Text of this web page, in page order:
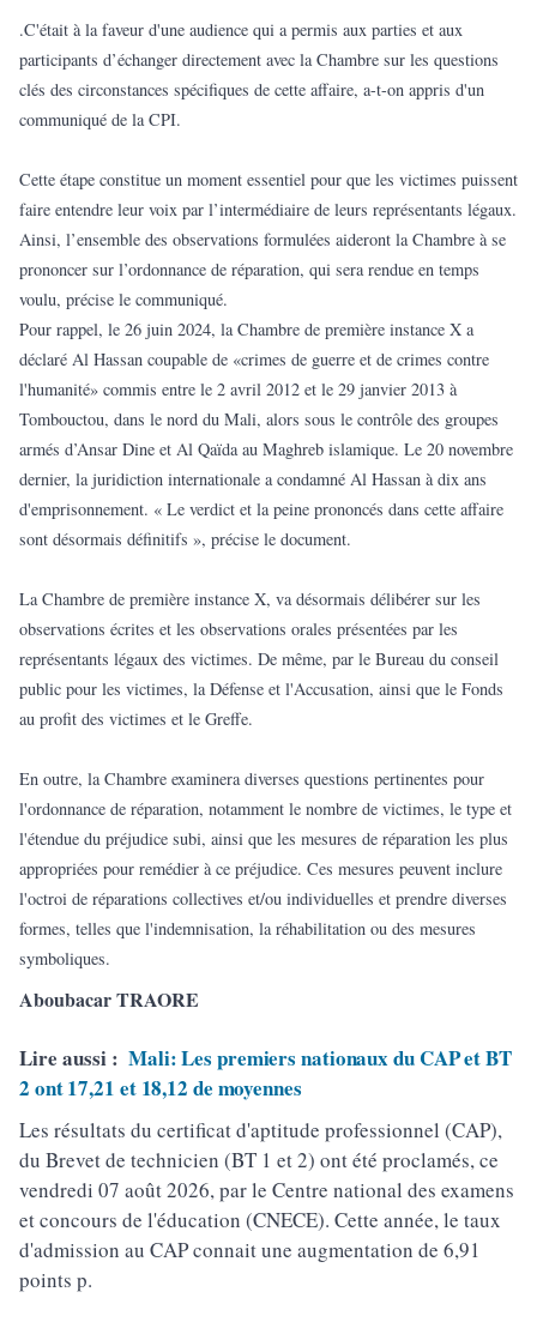
.C'était à la faveur d'une audience qui a permis aux parties et aux
participants d’échanger directement avec la Chambre sur les questions
clés des circonstances spécifiques de cette affaire, a-t-on appris d'un
communiqué de la CPI.
Cette étape constitue un moment essentiel pour que les victimes puissent
faire entendre leur voix par l’intermédiaire de leurs représentants légaux.
Ainsi, l’ensemble des observations formulées aideront la Chambre à se
prononcer sur l’ordonnance de réparation, qui sera rendue en temps
voulu, précise le communiqué.
Pour rappel, le 26 juin 2024, la Chambre de première instance X a
déclaré Al Hassan coupable de «crimes de guerre et de crimes contre
l'humanité» commis entre le 2 avril 2012 et le 29 janvier 2013 à
Tombouctou, dans le nord du Mali, alors sous le contrôle des groupes
armés d’Ansar Dine et Al Qaïda au Maghreb islamique. Le 20 novembre
dernier, la juridiction internationale a condamné Al Hassan à dix ans
d'emprisonnement. « Le verdict et la peine prononcés dans cette affaire
sont désormais définitifs », précise le document.
La Chambre de première instance X, va désormais délibérer sur les
observations écrites et les observations orales présentées par les
représentants légaux des victimes. De même, par le Bureau du conseil
public pour les victimes, la Défense et l'Accusation, ainsi que le Fonds
au profit des victimes et le Greffe.
En outre, la Chambre examinera diverses questions pertinentes pour
l'ordonnance de réparation, notamment le nombre de victimes, le type et
l'étendue du préjudice subi, ainsi que les mesures de réparation les plus
appropriées pour remédier à ce préjudice. Ces mesures peuvent inclure
l'octroi de réparations collectives et/ou individuelles et prendre diverses
formes, telles que l'indemnisation, la réhabilitation ou des mesures
symboliques.
Aboubacar TRAORE
Lire aussi : Mali: Les premiers nationaux du CAP et BT
2 ont 17,21 et 18,12 de moyennes
Les résultats du certificat d'aptitude professionnel (CAP),
du Brevet de technicien (BT 1 et 2) ont été proclamés, ce
vendredi 07 août 2026, par le Centre national des examens
et concours de l'éducation (CNECE). Cette année, le taux
d'admission au CAP connait une augmentation de 6,91
points p.